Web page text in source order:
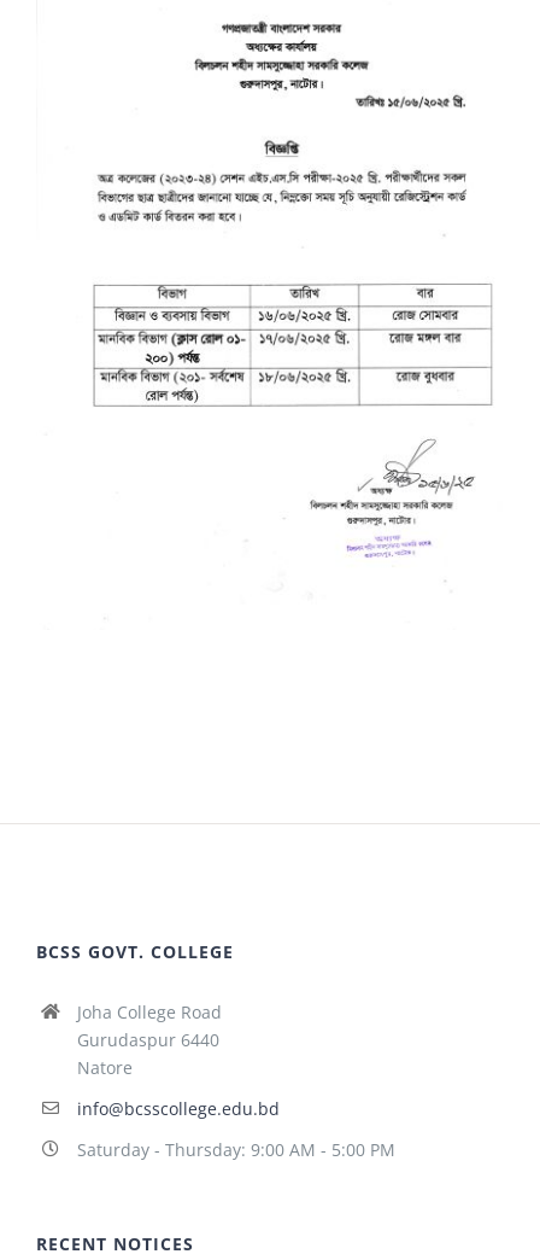
BCSS GOVT. COLLEGE
Joha College Road
Gurudaspur 6440
Natore
info@bcsscollege.edu.bd
Saturday - Thursday: 9:00 AM - 5:00 PM
RECENT NOTICES